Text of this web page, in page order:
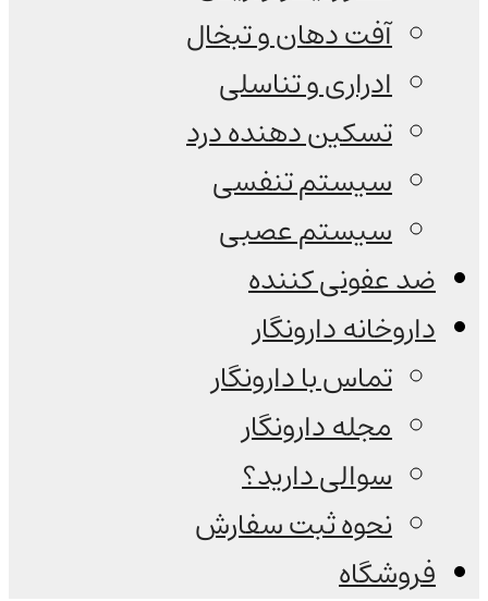
آفت دهان و تبخال
ادراری و تناسلی
تسکین دهنده درد
سیستم تنفسی
سیستم عصبی
ضد عفونی کننده
داروخانه دارونگار
تماس با دارونگار
مجله دارونگار
سوالی دارید؟
نحوه ثبت سفارش
فروشگاه